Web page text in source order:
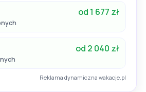
od 1 677 zł
od 2 040 zł
Reklama dynamiczna wakacje.pl